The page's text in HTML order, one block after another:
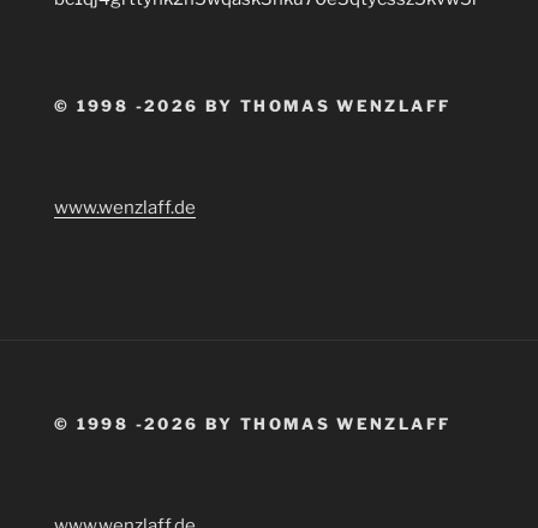
© 1998 -2026 BY THOMAS WENZLAFF
www.wenzlaff.de
© 1998 -2026 BY THOMAS WENZLAFF